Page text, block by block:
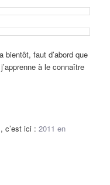
bientôt, faut d’abord que
à le connaître
c’est ici : 2011 en